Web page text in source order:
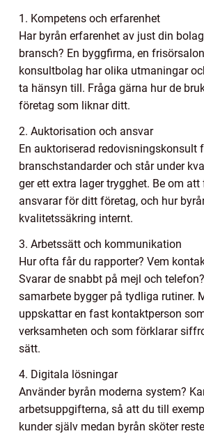
1. Kompetens och erfarenhet
Har byrån erfarenhet av just din
bransch? En byggfirma, en
konsultbolag har olika utmaningar
ta hänsyn till. Fråga gärna hur de
företag som liknar ditt.
2. Auktorisation och ansvar
En auktoriserad redovisningskonsult
branschstandarder och står under
ger ett extra lager trygghet. Be om
ansvarar för ditt företag, och hur
kvalitetssäkring internt.
3. Arbetssätt och kommunikation
Hur ofta får du rapporter? Vem
Svarar de snabbt på mejl och
samarbete bygger på tydliga rutiner.
uppskattar en fast kontaktperson
verksamheten och som förklarar
sätt.
4. Digitala lösningar
Använder byrån moderna system?
arbetsuppgifterna, så att du till
kunder själv medan byrån sköter